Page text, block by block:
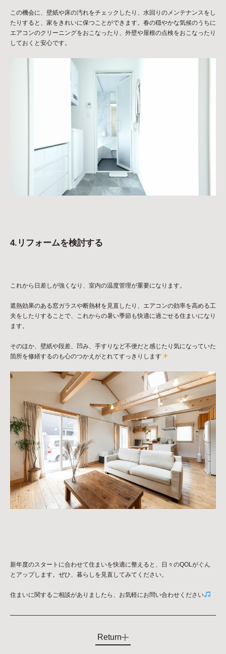
この機会に、壁紙や床の汚れをチェックしたり、水回りのメンテナンスをし
たりすると、家をきれいに保つことができます。春の穏やかな気候のうちに
エアコンのクリーニングをおこなったり、外壁や屋根の点検をおこなったり
しておくと安心です。
4.リフォームを検討する
これから日差しが強くなり、室内の温度管理が重要になります。
遮熱効果のある窓ガラスや断熱材を見直したり、エアコンの効率を高める工
夫をしたりすることで、これからの暑い季節も快適に過ごせる住まいになり
ます。
そのほか、壁紙や段差、凹み、手すりなど不便だと感じたり気になっていた
箇所を修繕するのも心のつかえがとれてすっきりします
新年度のスタートに合わせて住まいを快適に整えると、日々のQOLがぐん
とアップします。ぜひ、暮らしを見直してみてください。
住まいに関するご相談がありましたら、お気軽にお問い合わせください
Return